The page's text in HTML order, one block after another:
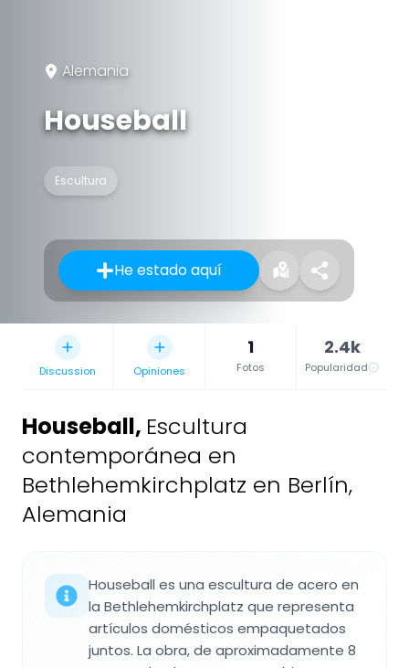
Alemania
Houseball
Escultura
He estado aquí
Discussion Opiniones
1
Fotos
2.4k
Popularidad
Houseball, Escultura
contemporánea en
Bethlehemkirchplatz en Berlín,
Alemania
Houseball es una escultura de acero en
la Bethlehemkirchplatz que representa
artículos domésticos empaquetados
juntos. La obra, de aproximadamente 8